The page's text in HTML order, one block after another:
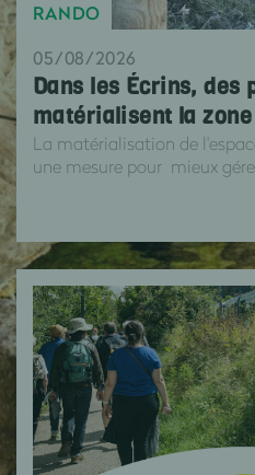
RANDO
05/08/2026
Dans les Écrins, des
matérialisent la
La matérialisation de
une mesure pour mieux